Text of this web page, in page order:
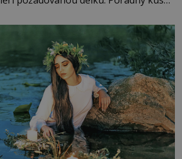
na sukni,“ zhodnotí švadlena
mušelínu. „Ošidili vás, podívejte.“